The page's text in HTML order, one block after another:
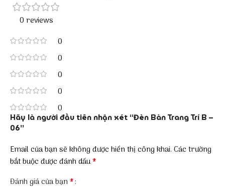
0 reviews
0
0
0
0
0
Hãy là người đầu tiên nhận xét “Đèn Bàn Trang Trí B –
06”
Email của bạn sẽ không được hiển thị công khai. Các trường
bắt buộc được đánh dấu*
Đánh giá của bạn*